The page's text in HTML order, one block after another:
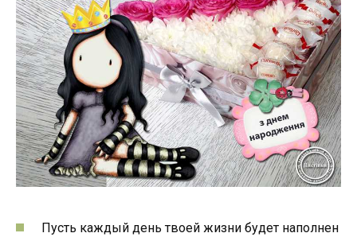
Пусть каждый день твоей жизни будет наполнен